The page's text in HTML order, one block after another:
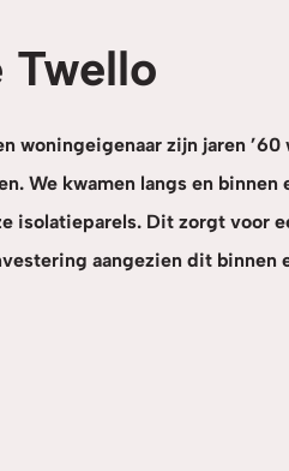
woningeigenaar zijn jaren ’60
We kwamen langs en binnen
isolatieparels. Dit zorgt voor
aangezien dit binnen